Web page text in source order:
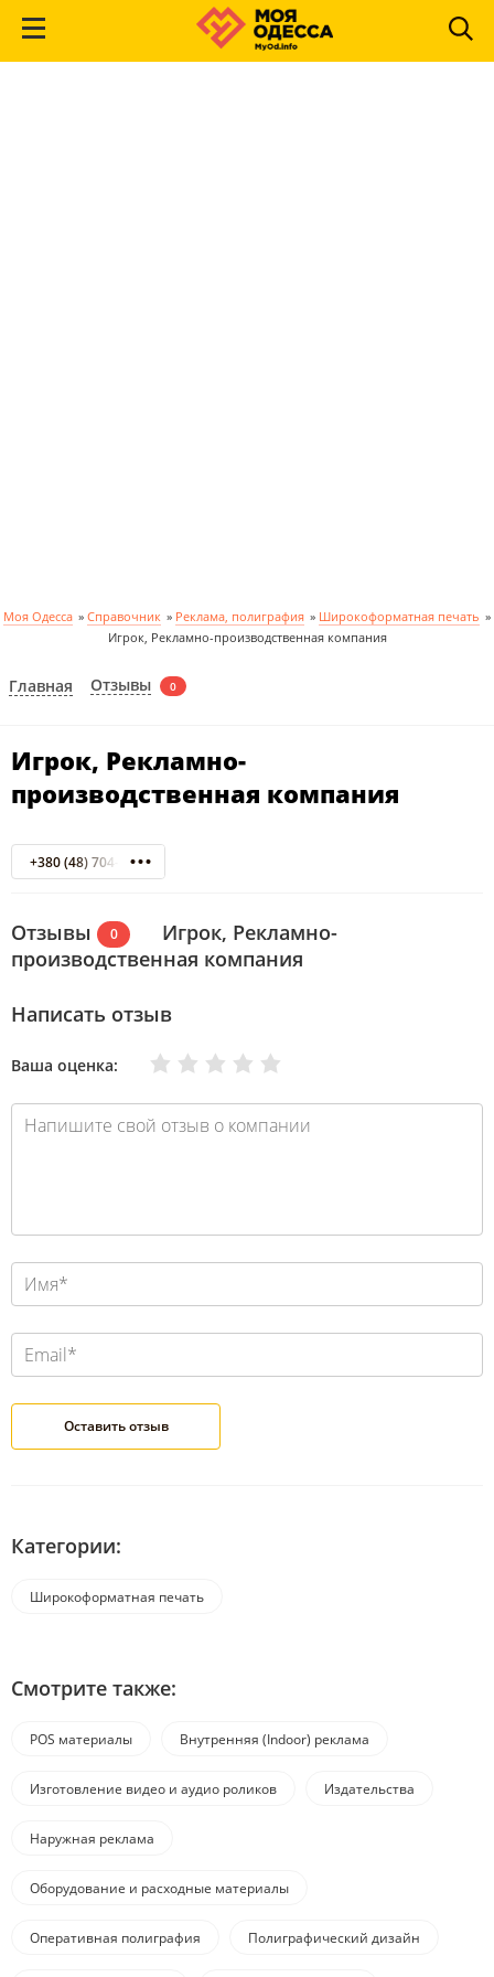
Моя Одесса » Справочник » Реклама, полиграфия » Широкоформатная печать »
Игрок, Рекламно-производственная компания
Главная Отзывы 0
Игрок, Рекламно-
производственная компания
+380 (48) 704-00-90
Отзывы 0
Игрок, Рекламно-
производственная компания
Написать отзыв
Ваша оценка: Отлично
Хорошо
Нормально
Плохо
Очень плохо
Категории:
Широкоформатная печать
Смотрите также:
POS материалы Внутренняя (Indoor) реклама
Изготовление видео и аудио роликов Издательства
Наружная реклама
Оборудование и расходные материалы
Оперативная полиграфия Полиграфический дизайн